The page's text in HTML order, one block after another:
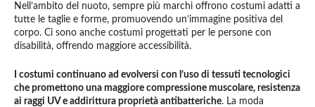
Nell’ambito del nuoto, sempre più marchi offrono costumi adatti a
tutte le taglie e forme, promuovendo un’immagine positiva del
corpo. Ci sono anche costumi progettati per le persone con
disabilità, offrendo maggiore accessibilità.
I costumi continuano ad evolversi con l’uso di tessuti tecnologici
che promettono una maggiore compressione muscolare, resistenza
ai raggi UV e addirittura proprietà antibatteriche. La moda